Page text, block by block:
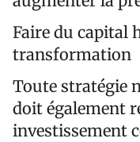
Faire du capital
transformation
Toute stratégie
doit également
investissement